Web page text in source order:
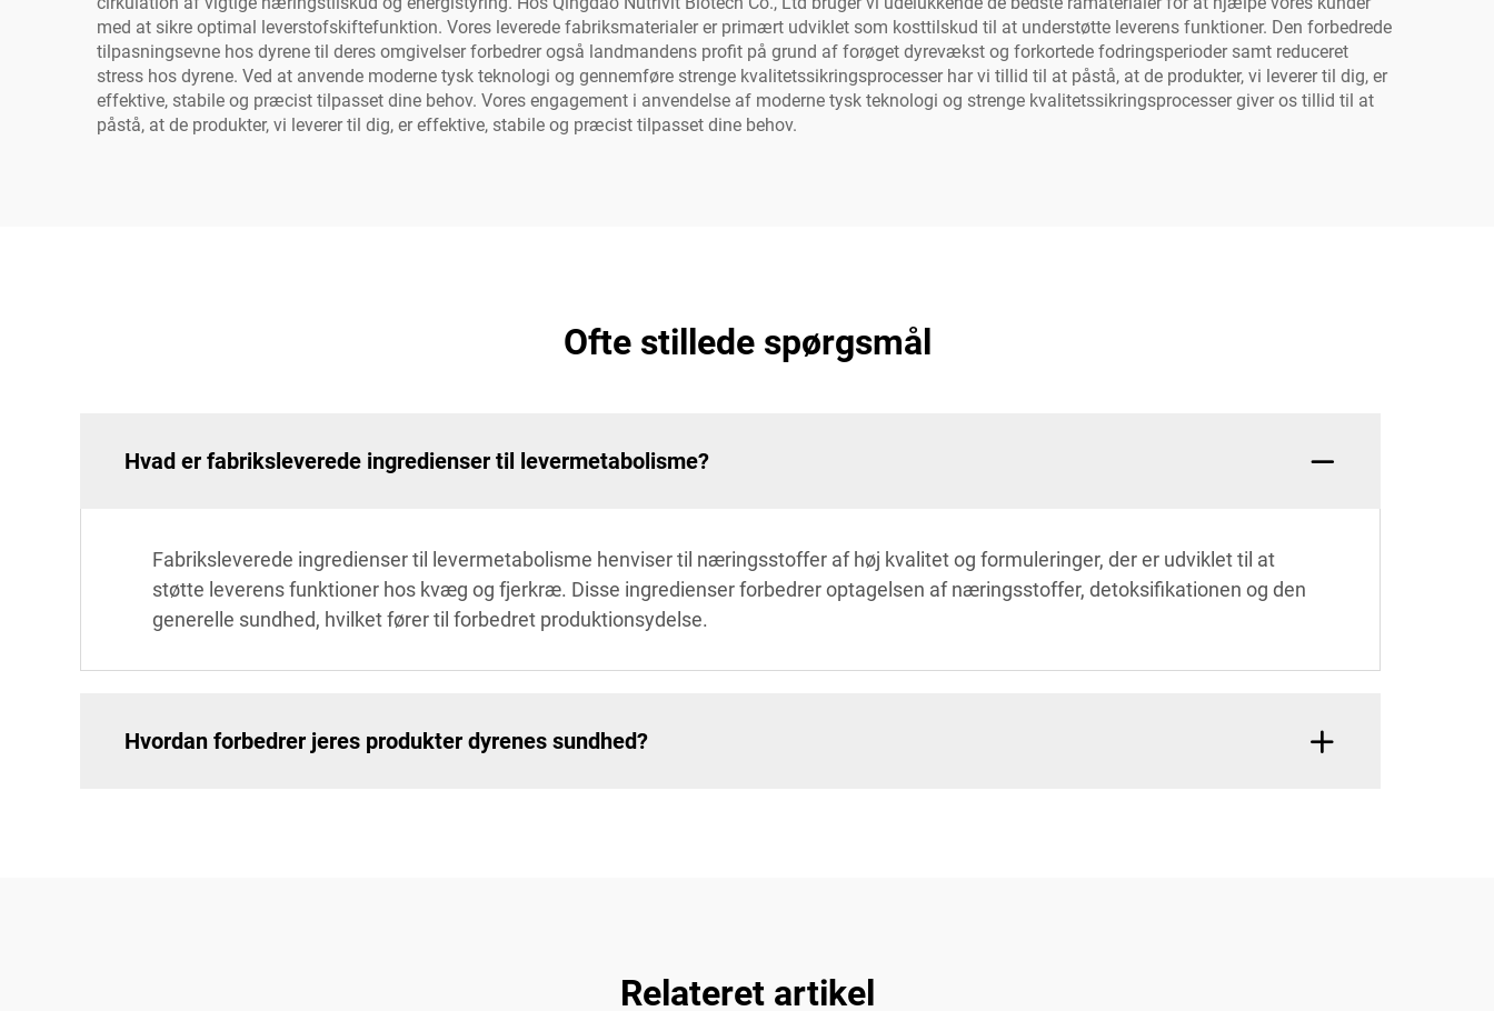
med at sikre optimal leverstofskiftefunktion. Vores leverede fabriksmaterialer er primært udviklet som kosttilskud til at understøtte leverens funktioner. Den forbedrede
tilpasningsevne hos dyrene til deres omgivelser forbedrer også landmandens profit på grund af forøget dyrevækst og forkortede fodringsperioder samt reduceret
stress hos dyrene. Ved at anvende moderne tysk teknologi og gennemføre strenge kvalitetssikringsprocesser har vi tillid til at påstå, at de produkter, vi leverer til dig, er
effektive, stabile og præcist tilpasset dine behov. Vores engagement i anvendelse af moderne tysk teknologi og strenge kvalitetssikringsprocesser giver os tillid til at
påstå, at de produkter, vi leverer til dig, er effektive, stabile og præcist tilpasset dine behov.
Ofte stillede spørgsmål
Hvad er fabriksleverede ingredienser til levermetabolisme?
Fabriksleverede ingredienser til levermetabolisme henviser til næringsstoffer af høj kvalitet og formuleringer, der er udviklet til at
støtte leverens funktioner hos kvæg og fjerkræ. Disse ingredienser forbedrer optagelsen af næringsstoffer, detoksifikationen og den
generelle sundhed, hvilket fører til forbedret produktionsydelse.
Hvordan forbedrer jeres produkter dyrenes sundhed?
Relateret artikel